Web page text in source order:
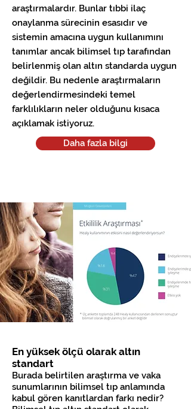
araştırmalardır. Bunlar tıbbi ilaç
onaylanma sürecinin esasıdır ve
sistemin amacına uygun kullanımını
tanımlar ancak bilimsel tıp tarafından
belirlenmiş olan altın standarda uygun
değildir. Bu nedenle araştırmaların
değerlendirmesindeki temel
farklılıkların neler olduğunu kısaca
açıklamak istiyoruz.
Daha fazla bilgi
En yüksek ölçü olarak altın
standart
Burada belirtilen araştırma ve vaka
sunumlarının bilimsel tıp anlamında
kabul gören kanıtlardan farkı nedir?